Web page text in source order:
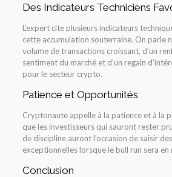
Des Indicateurs Techniciens
L’expert cite plusieurs indicateurs
cette accumulation souterraine. On parle
volume de transactions croissant, d’un
sentiment du marché et d’un regain
pour le secteur crypto.
Patience et Opportunités
Cryptonaute appelle à la patience et à la
que les investisseurs qui sauront rester
de discipline auront l’occasion de saisir
exceptionnelles lorsque le bull run sera en
Conclusion